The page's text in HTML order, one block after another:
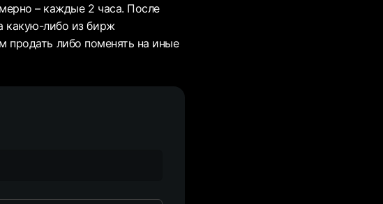
– каждые 2 часа. После
какую-либо из бирж
продать либо поменять на иные